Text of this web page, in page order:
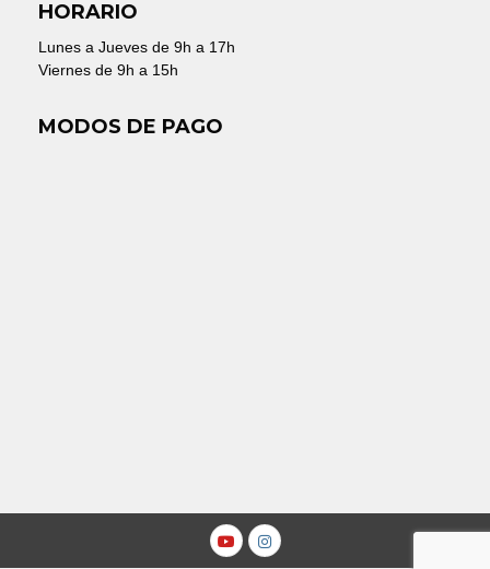
HORARIO
Lunes a Jueves de 9h a 17h
Viernes de 9h a 15h
MODOS DE PAGO
Youtube
Instagram